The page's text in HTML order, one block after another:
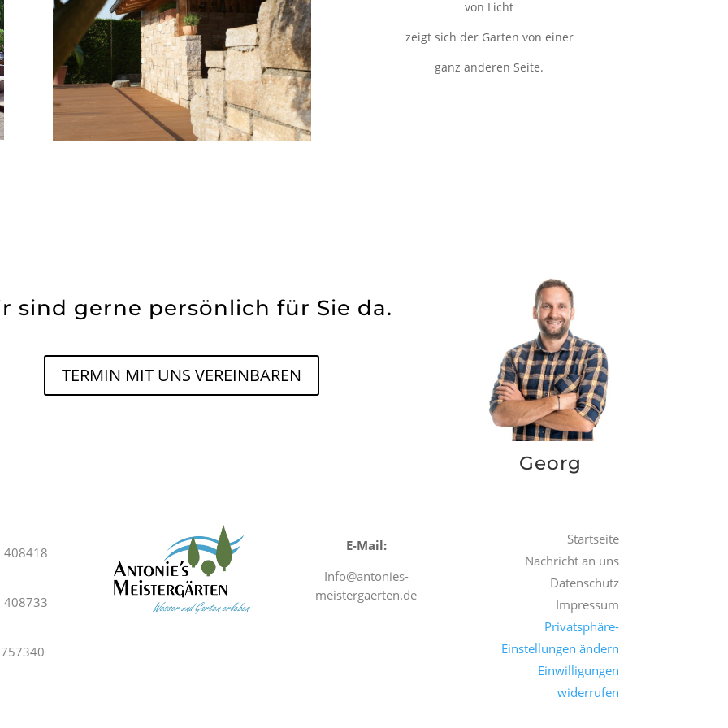
von Licht
zeigt sich der Garten von einer
ganz anderen Seite.
sind gerne persönlich für Sie da.
TERMIN MIT UNS VEREINBAREN
Georg
408418
408733
E-Mail:
Info@antonies-
meistergaerten.de
Startseite
Nachricht an uns
Datenschutz
Impressum
Privatsphäre-
Einstellungen ändern
Einwilligungen
widerrufen